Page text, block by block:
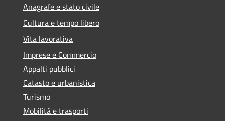
Anagrafe e stato civile
Cultura e tempo libero
Vita lavorativa
Imprese e Commercio
Appalti pubblici
Catasto e urbanistica
Turismo
Mobilità e trasporti